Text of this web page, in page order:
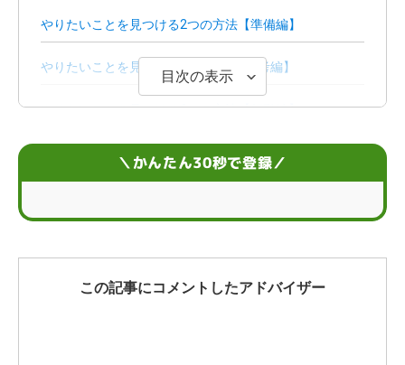
やりたいことを見つける2つの方法【準備編】
やりたいことを見つける11の方法【思考編】
やりたいことを見つける6つの方法【行動編】
やりたいことを見つける4つのメリット
目次の表示
＼かんたん30秒で登録／
この記事にコメントしたアドバイザー